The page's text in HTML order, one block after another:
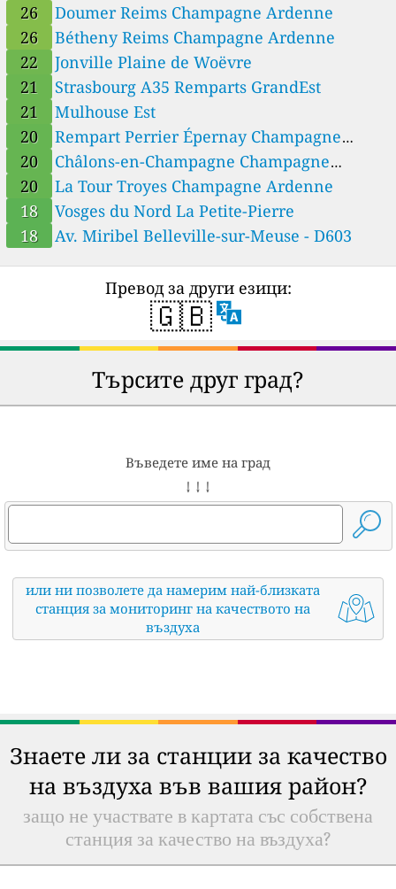
26
Doumer Reims Champagne Ardenne
26
Bétheny Reims Champagne Ardenne
22
Jonville Plaine de Woëvre
21
Strasbourg A35 Remparts GrandEst
21
Mulhouse Est
20
Rempart Perrier Épernay Champagne
Ardenne
20
Châlons-en-Champagne Champagne
Ardenne
20
La Tour Troyes Champagne Ardenne
18
Vosges du Nord La Petite-Pierre
18
Av. Miribel Belleville-sur-Meuse - D603
Превод за други езици:
🇬🇧
Търсите друг град?
Въведете име на град
↓ ↓ ↓
или ни позволете да намерим най-близката
станция за мониторинг на качеството на
въздуха
Знаете ли за станции за качество
на въздуха във вашия район?
защо не участвате в картата със собствена
станция за качество на въздуха?